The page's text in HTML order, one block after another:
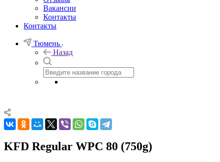
Вакансии
Контакты
Контакты
Тюмень
Назад
KFD Regular WPC 80 (750g)